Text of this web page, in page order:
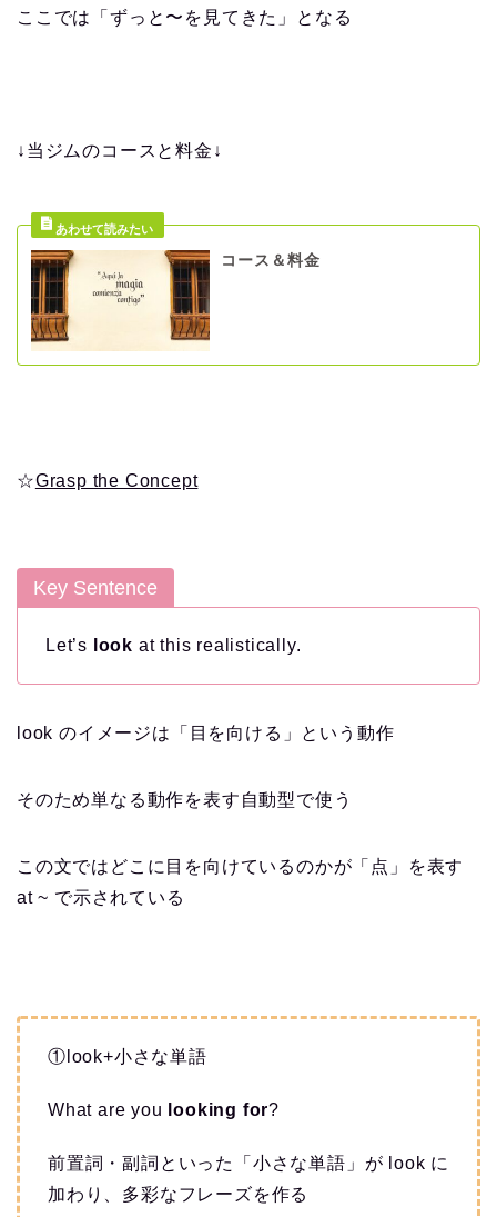
ここでは「ずっと〜を見てきた」となる
↓当ジムのコースと料金↓
コース＆料金
☆Grasp the Concept
Key Sentence
Let’s look at this realistically.
look のイメージは「目を向ける」という動作
そのため単なる動作を表す自動型で使う
この文ではどこに目を向けているのかが「点」を表す
at ~ で示されている
①look+小さな単語
What are you looking for?
前置詞・副詞といった「小さな単語」が look に
加わり、多彩なフレーズを作る